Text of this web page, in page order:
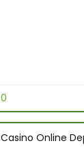
0
Casino Online